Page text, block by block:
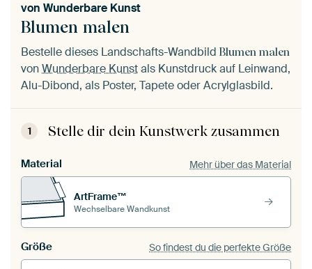
Blumen malen
von Wunderbare Kunst
Bestelle dieses Landschafts-Wandbild Blumen malen
vonWunderbare Kunstals Kunstdruck auf Leinwand,
Alu-Dibond, als Poster, Tapete oder Acrylglasbild.
1 Stelle dir dein Kunstwerk zusammen
Material Mehr über das Material
ArtFrame™
Wechselbare Wandkunst
Größe So findest du die perfekte Größe